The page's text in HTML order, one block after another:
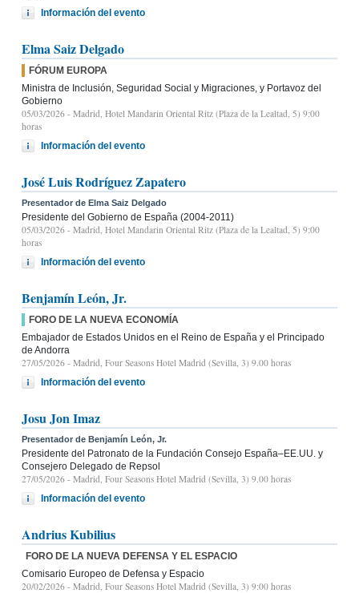
Información del evento
Elma Saiz Delgado
FÓRUM EUROPA
Ministra de Inclusión, Seguridad Social y Migraciones, y Portavoz del
Gobierno
05/03/2026 - Madrid, Hotel Mandarin Oriental Ritz (Plaza de la Lealtad, 5) 9:00
horas
Información del evento
José Luis Rodríguez Zapatero
Presentador de Elma Saiz Delgado
Presidente del Gobierno de España (2004-2011)
05/03/2026 - Madrid, Hotel Mandarin Oriental Ritz (Plaza de la Lealtad, 5) 9:00
horas
Información del evento
Benjamín León, Jr.
FORO DE LA NUEVA ECONOMÍA
Embajador de Estados Unidos en el Reino de España y el Principado
de Andorra
27/05/2026 - Madrid, Four Seasons Hotel Madrid (Sevilla, 3) 9.00 horas
Información del evento
Josu Jon Imaz
Presentador de Benjamín León, Jr.
Presidente del Patronato de la Fundación Consejo España–EE.UU. y
Consejero Delegado de Repsol
27/05/2026 - Madrid, Four Seasons Hotel Madrid (Sevilla, 3) 9.00 horas
Información del evento
Andrius Kubilius
FORO DE LA NUEVA DEFENSA Y EL ESPACIO
Comisario Europeo de Defensa y Espacio
20/02/2026 - Madrid, Four Seasons Hotel Madrid (Sevilla, 3) 9:00 horas